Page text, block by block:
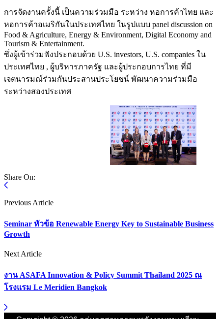
การจัดงานครั้งนี้ เป็นความร่วมมือ ระหว่าง หอการค้าไทย และ
หอการค้าอเมริกันในประเทศไทย ในรูปแบบ panel discussion on
Food & Agriculture, Energy & Environment, Digital Economy and
Tourism & Entertainment.
ซึ่งผู้เข้าร่วมฟังประกอบด้วย U.S. investors, U.S. companies ใน
ประเทศไทย , ผู้บริหารภาครัฐ และผู้ประกอบการไทย ที่มี
เจตนารมณ์ร่วมกันประสานประโยชน์ พัฒนาความร่วมมือ
ระหว่างสองประเทศ
Share On:
Previous Article
Seminar หัวข้อ Renewable Energy Key to Sustainable Business
Growth
Next Article
งาน ASAFA Innovation & Policy Summit Thailand 2025 ณ
โรงแรม Le Meridien Bangkok